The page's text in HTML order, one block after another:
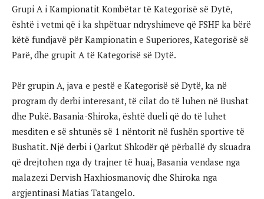
Grupi A i Kampionatit Kombëtar të Kategorisë së Dytë,
është i vetmi që i ka shpëtuar ndryshimeve që FSHF ka bërë
këtë fundjavë për Kampionatin e Superiores, Kategorisë së
Parë, dhe grupit A të Kategorisë së Dytë.
Për grupin A, java e pestë e Kategorisë së Dytë, ka në
program dy derbi interesant, të cilat do të luhen në Bushat
dhe Pukë. Basania-Shiroka, është dueli që do të luhet
mesditen e së shtunës së 1 nëntorit në fushën sportive të
Bushatit. Një derbi i Qarkut Shkodër që përballë dy skuadra
që drejtohen nga dy trajner të huaj, Basania vendase nga
malazezi Dervish Haxhiosmanoviç dhe Shiroka nga
argjentinasi Matias Tatangelo.